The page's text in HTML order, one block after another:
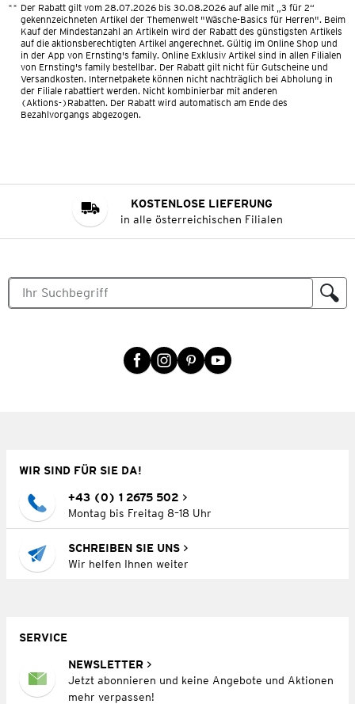
** Der Rabatt gilt vom 28.07.2026 bis 30.08.2026 auf alle mit „3 für 2“
gekennzeichneten Artikel der Themenwelt "Wäsche-Basics für Herren". Beim
Kauf der Mindestanzahl an Artikeln wird der Rabatt des günstigsten Artikels
auf die aktionsberechtigten Artikel angerechnet. Gültig im Online Shop und
in der App von Ernsting's family. Online Exklusiv Artikel sind in allen Filialen
von Ernsting's family bestellbar. Der Rabatt gilt nicht für Gutscheine und
Versandkosten. Internetpakete können nicht nachträglich bei Abholung in
der Filiale rabattiert werden. Nicht kombinierbar mit anderen
(Aktions-)Rabatten. Der Rabatt wird automatisch am Ende des
Bezahlvorgangs abgezogen.
KOSTENLOSE LIEFERUNG
in alle österreichischen Filialen
WIR SIND FÜR SIE DA!
+43 (0) 1 2675 502
Montag bis Freitag 8–18 Uhr
SCHREIBEN SIE UNS
Wir helfen Ihnen weiter
SERVICE
NEWSLETTER
Jetzt abonnieren und keine Angebote und Aktionen
mehr verpassen!